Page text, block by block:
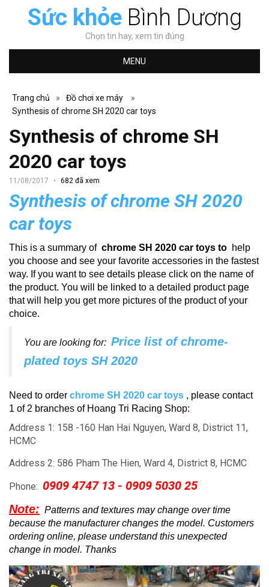
Sức khỏeBình Dương
Chọn tin hay, xem tin đúng
MENU
Trang chủ » Đồ chơi xe máy
»
Synthesis of chrome SH 2020 car toys
Synthesis of chrome SH
2020 car toys
11/08/2017 682 đã xem
Synthesis of chrome SH 2020
car toys
This is a summary of chrome SH 2020 car toys to help
you choose and see your favorite accessories in the fastest
way. If you want to see details please click on the name of
the product. You will be linked to a detailed product page
that will help you get more pictures of the product of your
choice.
You are looking for: Price list of chrome-
plated toys SH 2020
Need to order chrome SH 2020 car toys , please contact
1 of 2 branches of Hoang Tri Racing Shop:
Address 1: 158 -160 Han Hai Nguyen, Ward 8, District 11,
HCMC
Address 2: 586 Pham The Hien, Ward 4, District 8, HCMC
Phone: 0909 4747 13 - 0909 5030 25
Note: Patterns and textures may change over time
because the manufacturer changes the model. Customers
ordering online, please understand this unexpected
change in model. Thanks